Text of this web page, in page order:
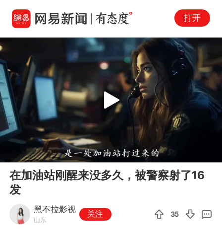
打开
00:00
Play
在加油站刚醒来没多久，被警察射了16
发
黑不拉影视
山东
关注 35